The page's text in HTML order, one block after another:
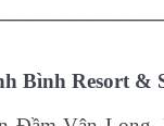
Bình Resort &